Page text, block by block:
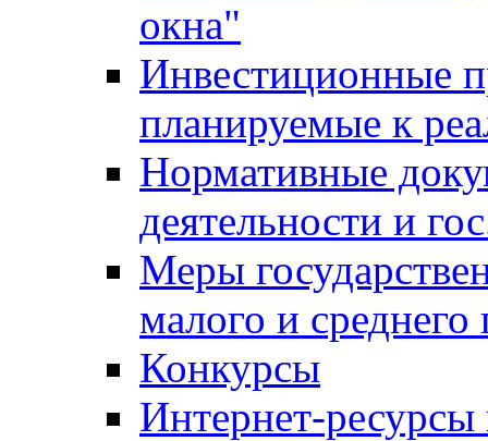
окна"
Инвестиционные
планируемые к
Нормативные
деятельности и
Меры
малого и среднего
Конкурсы
Интернет-